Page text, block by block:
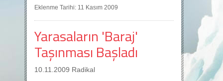
Eklenme Tarihi: 11 Kasım 2009
Yarasaların 'Baraj'
Taşınması Başladı
10.11.2009 Radikal